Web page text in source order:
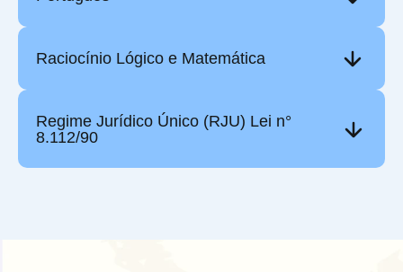
Raciocínio Lógico e Matemática
Regime Jurídico Único (RJU) Lei n°
8.112/90